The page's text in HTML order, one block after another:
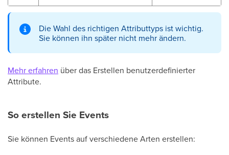
Die Wahl des richtigen Attributtyps ist wichtig.
Sie können ihn später nicht mehr ändern.
Mehr erfahren über das Erstellen benutzerdefinierter
Attribute.
So erstellen Sie Events
Sie können Events auf verschiedene Arten erstellen: